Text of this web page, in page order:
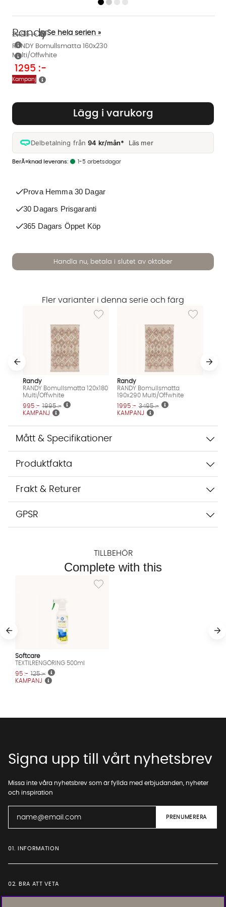
RANDY Bomullsmatta 160x230
Multi/Offwhite
RandySe hela serien »
1295 :-
2495 :-
Kampanj
Lägg i varukorg
Delbetalning från94 kr/mån* Läs mer
1-5 arbetsdagar
Prova Hemma 30 Dagar
30 Dagars Prisgaranti
365 Dagars Öppet Köp
Handla nu, betala i slutet av oktober
Fler varianter i denna serie och färg
Lägg till i önskelista: RANDY Bomullsmatta
Randy
RANDY Bomullsmatta 120x180
Multi/Offwhite
KAMPANJ
995 :- 1995 :-
Lägg till i
Randy
RANDY Bomullsmatta
190x290 Multi/Offwhite
KAMPANJ
1995 :- 3495 :-
Mått & Specifikationer
Produktfakta
Frakt & Returer
GPSR
TILLBEHÖR
Complete with this
Lägg till i önskelista: TEXTILRENGÖRING
Softcare
TEXTILRENGÖRING 500ml
KAMPANJ
95 :- 125 :-
Signa upp till vårt nyhetsbrev
Missa inte våra nyhetsbrev som är fyllda med erbjudanden, nyheter
och inspiration
01. INFORMATION
02. BRA ATT VETA
Vi använder AI för att svara på dina frågor. Konversationen
integritetspolicy.